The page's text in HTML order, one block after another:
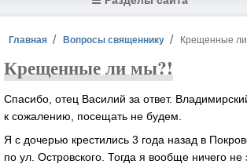
Вы здесь
Главная Вопросы священнику Крещенные
Крещенные ли мы?!
Спасибо, отец Василий за ответ.
к сожалению, посещать не будем.
Я с дочерью крестились 3 года назад в
по ул. Островского. Тогда я вообще ничего не